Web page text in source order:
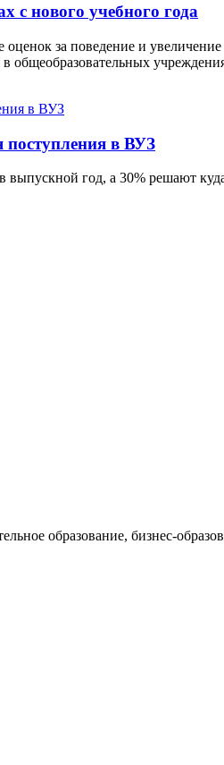
с нового учебного года
за поведение и
общеобразовательных
в ВУЗ
выпускной год, а 30% решают
образование, бизнес-